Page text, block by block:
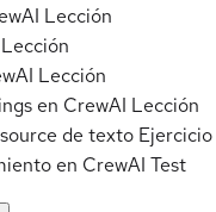
Lección
Lección
Lección
en CrewAI Lección
de texto Ejercicio
en CrewAI Test